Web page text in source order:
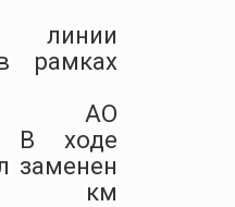
линии
рамках
АО
В ходе
заменен
км